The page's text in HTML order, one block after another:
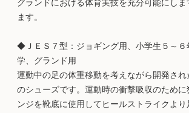
グランドにおける体育実技を充分可能にしま
ます。
◆ＪＥＳ７型：ジョギング用、小学生５～６
学、グランド用
運動中の足の体重移動を考えながら開発され
のシューズです。運動時の衝撃吸収のため
ンジを靴底に使用してヒールストライクよ